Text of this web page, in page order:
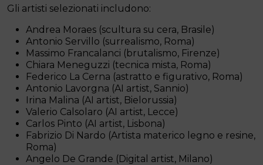
Gli artisti selezionati includono:
Andrea Moraes (scultura su cera, Brasile)
Antonio Servillo (surrealismo, Roma)
Massimo Francalanci (brutalismo, Firenze)
Chiara Meneguzzi (tecnica mista, Roma)
Federico La Cerna (astratto e figurativo, Roma)
Antonio Lavorgna (AI artist, Sannio)
Irina Malina (AI artist, Bielorussia)
Valerio Calsolaro (AI artist, Lecce)
Carlos Pinto (AI artist, Lisbona)
Fabrizio Di Nardo (Artista materico legno e resine,
Roma)
Angelo De Grande (Digital artist, Milano)